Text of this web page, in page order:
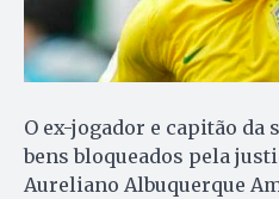
O ex-jogador e capitão da
bens bloqueados pela
Aureliano Albuquerque